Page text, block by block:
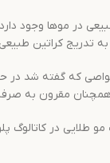
در موها وجود
تدریج کراتین
همچنان مقرون به
پلو بیوتی است و با کد رنگی 7.3 شناخته